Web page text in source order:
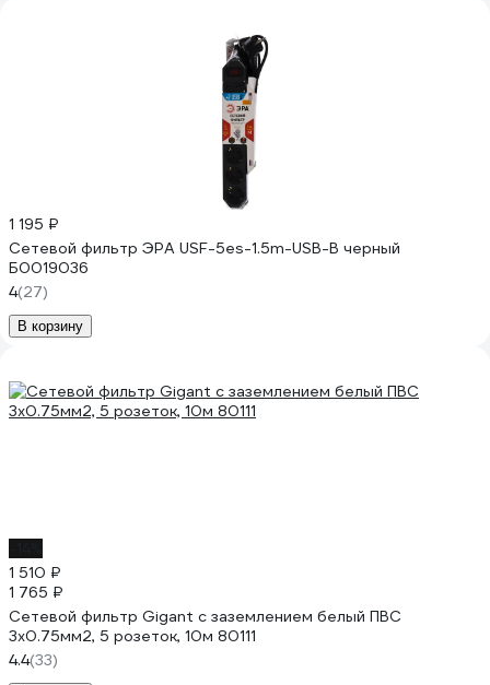
1 195 ₽
Сетевой фильтр ЭРА USF-5es-1.5m-USB-B черный
Б0019036
4(27)
В корзину
1 510 ₽
1 765 ₽
Сетевой фильтр Gigant с заземлением белый ПВС
3x0.75мм2, 5 розеток, 10м 80111
4.4(33)